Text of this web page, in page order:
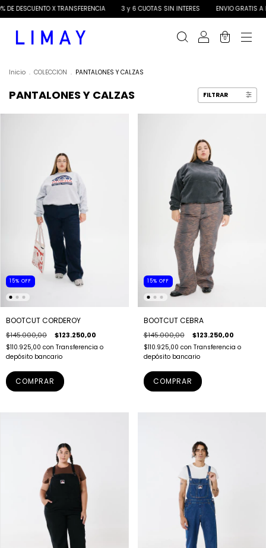
DESCUENTO X TRANSFERENCIA 3 y 6 CUOTAS SIN INTERES ENVIO GRATIS A
0
Inicio . COLECCION . PANTALONES Y CALZAS
PANTALONES Y CALZAS FILTRAR
15% OFF
BOOTCUT CORDEROY
$145.000,00 $123.250,00
$110.925,00 con Transferencia o
depósito bancario
COMPRAR
15% OFF
BOOTCUT CEBRA
$145.000,00 $123.250,00
$110.925,00 con Transferencia o
depósito bancario
COMPRAR